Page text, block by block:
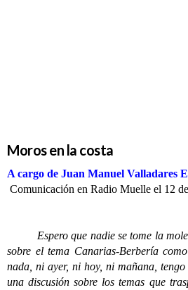
Moros en la costa
A cargo de Juan Manuel Valladares
Comunicación en Radio Muelle el 12
Espero que nadie se tome la
sobre el tema Canarias-Berbería
nada, ni ayer, ni hoy, ni mañana,
una discusión sobre los temas que